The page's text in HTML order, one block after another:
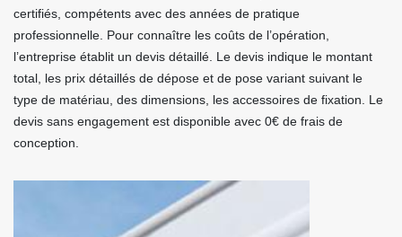
certifiés, compétents avec des années de pratique
professionnelle. Pour connaître les coûts de l’opération,
l’entreprise établit un devis détaillé. Le devis indique le montant
total, les prix détaillés de dépose et de pose variant suivant le
type de matériau, des dimensions, les accessoires de fixation. Le
devis sans engagement est disponible avec 0€ de frais de
conception.